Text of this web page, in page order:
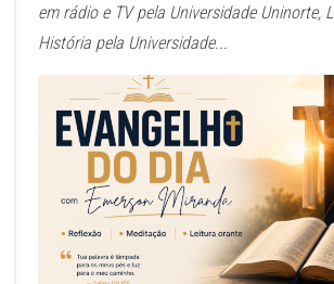
em rádio e TV pela Universidade Uninorte,
História pela Universidade...